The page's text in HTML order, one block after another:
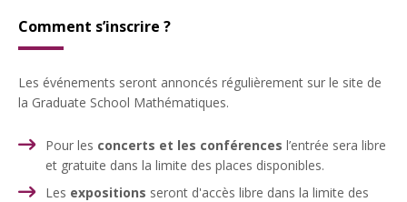
Comment s’inscrire ?
Les événements seront annoncés régulièrement sur le site de
la Graduate School Mathématiques.
Pour les concerts et les conférences l’entrée sera libre
et gratuite dans la limite des places disponibles.
Les expositions seront d'accès libre dans la limite des